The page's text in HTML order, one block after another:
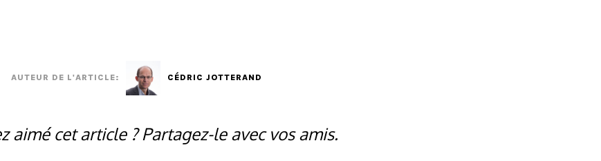
AUTEUR DE L'ARTICLE: CÉDRIC JOTTERAND
aimé cet article ? Partagez-le avec vos amis.